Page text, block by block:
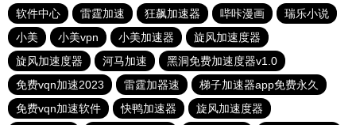
软件中心
雷霆加速 狂飙加速器 哔咔漫画
瑞乐小说
小美
小美vpn 小美加速器
旋风加速度器
旋风加速度器
河马加速
黑洞免费加速度器v1.0
免费vqn加速2023
雷霆加器速
梯子加速器app免费永久
免费vqn加速软件
快鸭加速器
旋风加速度器